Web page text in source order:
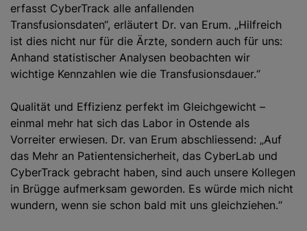
erfasst CyberTrack alle anfallenden
Transfusionsdaten“, erläutert Dr. van Erum. „Hilfreich
ist dies nicht nur für die Ärzte, sondern auch für uns:
Anhand statistischer Analysen beobachten wir
wichtige Kennzahlen wie die Transfusionsdauer.“
Qualität und Effizienz perfekt im Gleichgewicht –
einmal mehr hat sich das Labor in Ostende als
Vorreiter erwiesen. Dr. van Erum abschliessend: „Auf
das Mehr an Patientensicherheit, das CyberLab und
CyberTrack gebracht haben, sind auch unsere Kollegen
in Brügge aufmerksam geworden. Es würde mich nicht
wundern, wenn sie schon bald mit uns gleichziehen.“